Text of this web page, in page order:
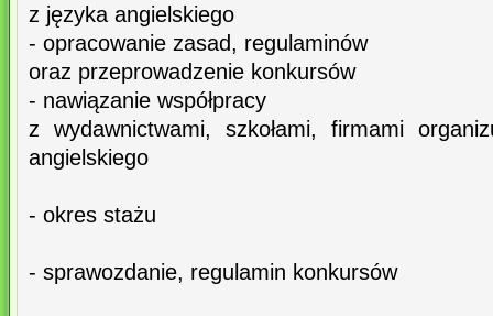
z języka angielskiego
- opracowanie zasad, regulaminów
oraz przeprowadzenie konkursów
- nawiązanie współpracy
z wydawnictwami, szkołami, firmami
angielskiego
- okres stażu
- sprawozdanie, regulamin konkursów